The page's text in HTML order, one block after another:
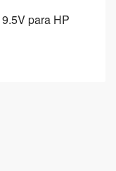
para HP